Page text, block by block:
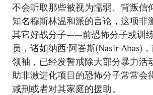
不会听取那些被视为懦弱、背叛信
知名穆斯林温和派的言论，这项非
其它好战分子——前恐怖分子或训
员，诸如纳西·阿峇斯(Nasir Abas)
领袖，已经发誓戒除大部分暴力活
助非激进化项目的恐怖分子常常会
减刑或者对其家庭的援助。